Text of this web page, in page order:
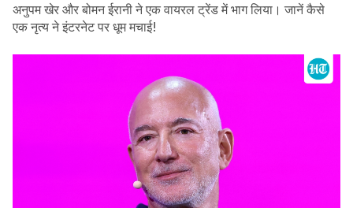
अनुपम खेर और बोमन ईरानी ने एक वायरल ट्रेंड में भाग लिया। जानें कैसे
एक नृत्य ने इंटरनेट पर धूम मचाई!